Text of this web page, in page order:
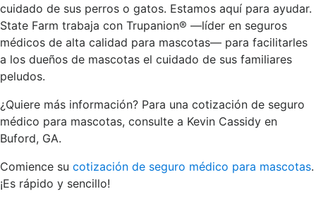
cuidado de sus perros o gatos. Estamos aquí para ayudar.
State Farm trabaja con Trupanion® —líder en seguros
médicos de alta calidad para mascotas— para facilitarles
a los dueños de mascotas el cuidado de sus familiares
peludos.
¿Quiere más información? Para una cotización de seguro
médico para mascotas, consulte a Kevin Cassidy en
Buford, GA.
Comience su cotización de seguro médico para mascotas.
¡Es rápido y sencillo!